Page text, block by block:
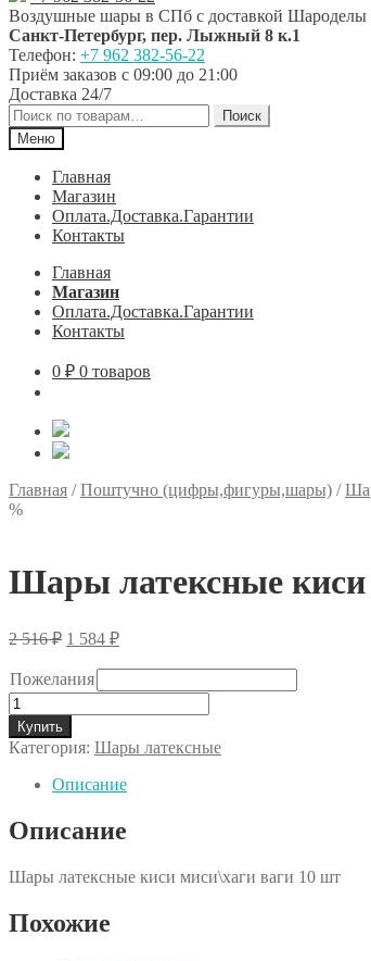
Воздушные шары в СПб с доставкой Шароделы
Санкт-Петербург, пер. Лыжный 8 к.1
Телефон: +7 962 382-56-22
Приём заказов с 09:00 до 21:00
Доставка 24/7
Искать:
Поиск
Меню
Главная
Магазин
Оплата.Доставка.Гарантии
Контакты
Главная
Магазин
Оплата.Доставка.Гарантии
Контакты
0 ₽ 0 товаров
Главная /Поштучно (цифры,фигуры,шары) /
%
Шары латексные киси
2 516₽ Первоначальная
составляла
2
516 ₽.
1 584 ₽Текущая
1
584 ₽.
Пожелания
Количество
товара
Шары
латексные
киси
миси\хаги
ваги
10
Купить
Категория: Шары латексные
Описание
Описание
Шары латексные киси миси\хаги ваги 10 шт
Похожие